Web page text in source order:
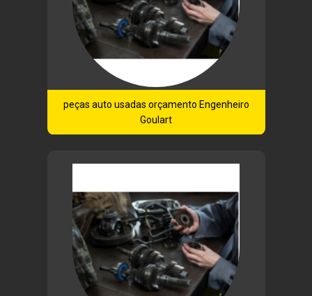
peças auto usadas orçamento Engenheiro
Goulart